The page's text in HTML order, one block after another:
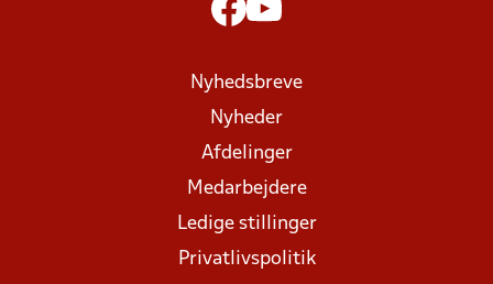
Nyhedsbreve
Nyheder
Afdelinger
Medarbejdere
Ledige stillinger
Privatlivspolitik